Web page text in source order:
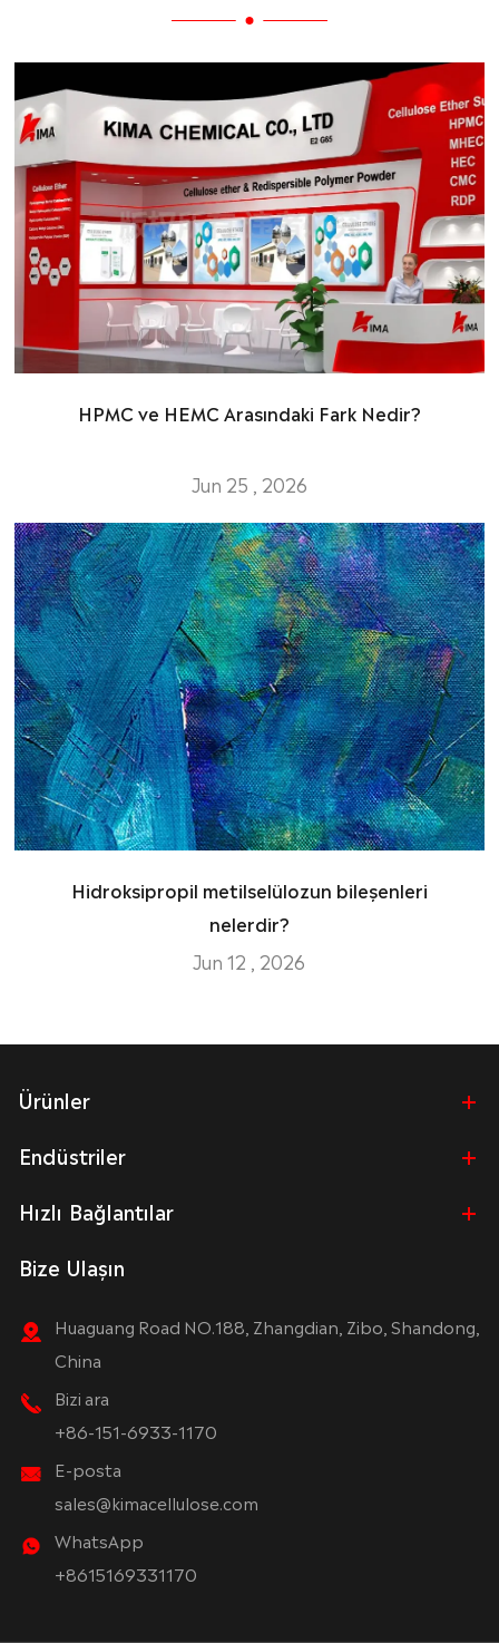
HPMC ve HEMC Arasındaki Fark Nedir?
Jun 25 , 2026
Hidroksipropil metilselülozun bileşenleri
nelerdir?
Jun 12 , 2026
Ürünler
Endüstriler
Hızlı Bağlantılar
Bize Ulaşın
Huaguang Road NO.188, Zhangdian, Zibo, Shandong,
China
Bizi ara
+86-151-6933-1170
E-posta
sales@kimacellulose.com
WhatsApp
+8615169331170